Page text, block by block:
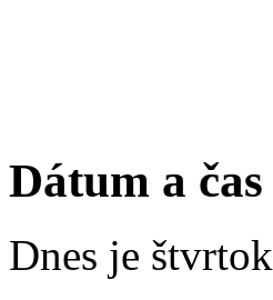
Dátum a čas
Dnes je štvrtok